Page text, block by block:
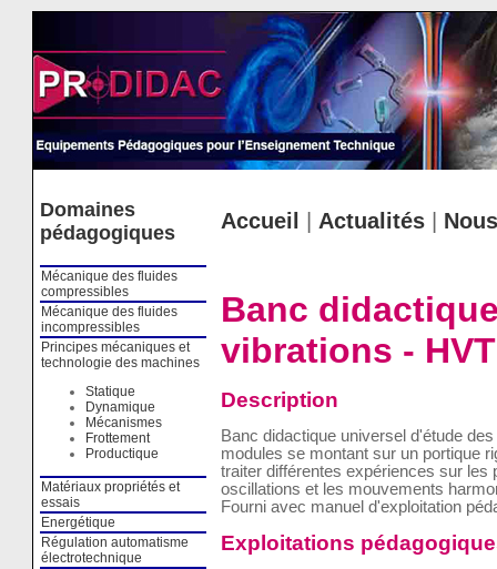
Domaines
pédagogiques
Mécanique des fluides
compressibles
Mécanique des fluides
incompressibles
Principes mécaniques et
technologie des machines
Statique
Dynamique
Mécanismes
Frottement
Productique
Matériaux propriétés et
essais
Energétique
Régulation automatisme
électrotechnique
Accueil Actualités|
Banc
vibrations -
Description
Banc didactique universel d'étude
modules se montant sur un portique
traiter différentes expériences sur les
oscillations et les mouvements
Fourni avec manuel d'exploitation
Exploitations
Cookies management panel